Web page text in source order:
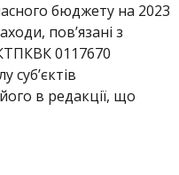
бюджету на 2023
пов’язані з
0117670
суб’єктів
в редакції, що